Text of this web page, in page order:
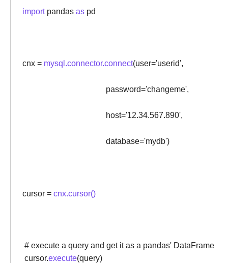
importpandas as pd
cnx = mysql.connector.connect(user='userid',
password='changeme',
host='12.34.567.890',
database='mydb')
cursor = cnx.cursor()
# execute a query and get it as a pandas' DataFrame
cursor.execute(query)